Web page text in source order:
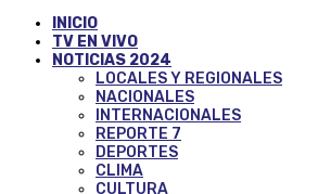
INICIO
TV EN VIVO
NOTICIAS 2024
LOCALES Y REGIONALES
NACIONALES
INTERNACIONALES
REPORTE 7
DEPORTES
CLIMA
CULTURA